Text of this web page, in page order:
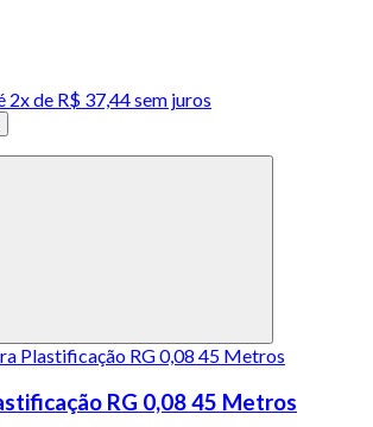
2x de R$ 37,44 sem juros
RG 0,08 45 Metros